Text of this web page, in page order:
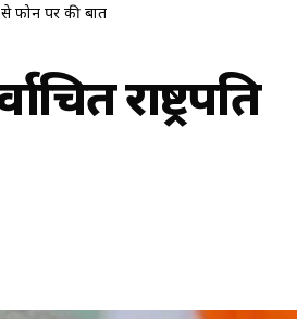
से फोन पर की बात
राष्ट्रपति